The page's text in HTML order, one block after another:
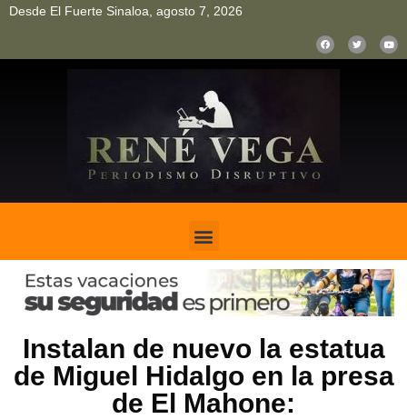
Desde El Fuerte Sinaloa, agosto 7, 2026
Instalan de nuevo la estatua
de Miguel Hidalgo en la presa
de El Mahone: